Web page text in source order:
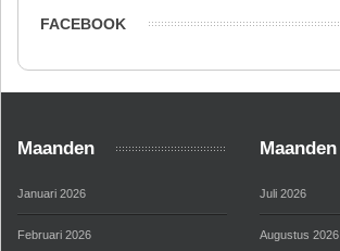
FACEBOOK
Maanden
Januari 2026
Februari 2026
Maanden
Juli 2026
Augustus 2026